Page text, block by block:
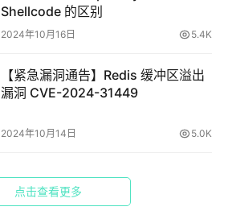
Shellcode 的区别
2024年10月16日 5.4K
【紧急漏洞通告】Redis 缓冲区溢出
漏洞 CVE-2024-31449
2024年10月14日 5.0K
点击查看更多